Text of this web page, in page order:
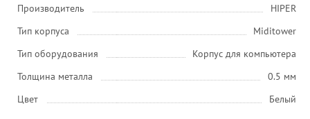
Производитель
HIPER
Тип корпуса
Miditower
Тип оборудования
Корпус для компьютера
Толщина металла
0.5 мм
Цвет
Белый